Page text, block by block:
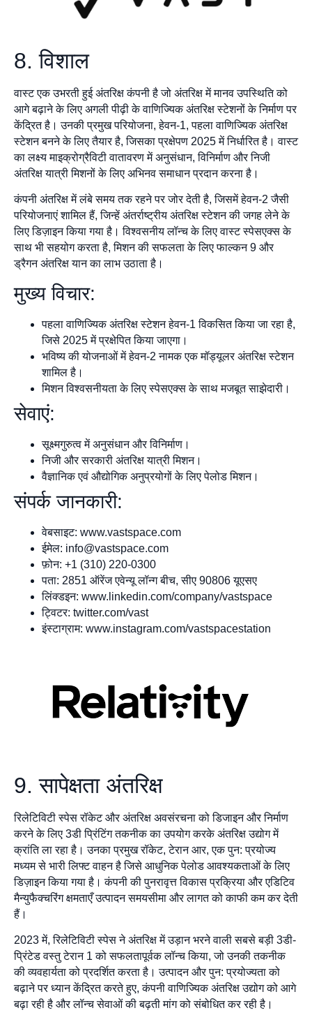
8. विशाल
वास्ट एक उभरती हुई अंतरिक्ष कंपनी है जो अंतरिक्ष में मानव उपस्थिति को
आगे बढ़ाने के लिए अगली पीढ़ी के वाणिज्यिक अंतरिक्ष स्टेशनों के निर्माण पर
केंद्रित है। उनकी प्रमुख परियोजना, हेवन-1, पहला वाणिज्यिक अंतरिक्ष
स्टेशन बनने के लिए तैयार है, जिसका प्रक्षेपण 2025 में निर्धारित है। वास्ट
का लक्ष्य माइक्रोग्रैविटी वातावरण में अनुसंधान, विनिर्माण और निजी
अंतरिक्ष यात्री मिशनों के लिए अभिनव समाधान प्रदान करना है।
कंपनी अंतरिक्ष में लंबे समय तक रहने पर जोर देती है, जिसमें हेवन-2 जैसी
परियोजनाएं शामिल हैं, जिन्हें अंतर्राष्ट्रीय अंतरिक्ष स्टेशन की जगह लेने के
लिए डिज़ाइन किया गया है। विश्वसनीय लॉन्च के लिए वास्ट स्पेसएक्स के
साथ भी सहयोग करता है, मिशन की सफलता के लिए फाल्कन 9 और
ड्रैगन अंतरिक्ष यान का लाभ उठाता है।
मुख्य विचार:
पहला वाणिज्यिक अंतरिक्ष स्टेशन हेवन-1 विकसित किया जा रहा है,
जिसे 2025 में प्रक्षेपित किया जाएगा।
भविष्य की योजनाओं में हेवन-2 नामक एक मॉड्यूलर अंतरिक्ष स्टेशन
शामिल है।
मिशन विश्वसनीयता के लिए स्पेसएक्स के साथ मजबूत साझेदारी।
सेवाएं:
सूक्ष्मगुरुत्व में अनुसंधान और विनिर्माण।
निजी और सरकारी अंतरिक्ष यात्री मिशन।
वैज्ञानिक एवं औद्योगिक अनुप्रयोगों के लिए पेलोड मिशन।
संपर्क जानकारी:
वेबसाइट: www.vastspace.com
ईमेल: info@vastspace.com
फ़ोन: +1 (310) 220-0300
पता: 2851 ऑरेंज एवेन्यू लॉन्ग बीच, सीए 90806 यूएसए
लिंक्डइन: www.linkedin.com/company/vastspace
ट्विटर: twitter.com/vast
इंस्टाग्राम: www.instagram.com/vastspacestation
9. सापेक्षता अंतरिक्ष
रिलेटिविटी स्पेस रॉकेट और अंतरिक्ष अवसंरचना को डिजाइन और निर्माण
करने के लिए 3डी प्रिंटिंग तकनीक का उपयोग करके अंतरिक्ष उद्योग में
क्रांति ला रहा है। उनका प्रमुख रॉकेट, टेरान आर, एक पुन: प्रयोज्य
मध्यम से भारी लिफ्ट वाहन है जिसे आधुनिक पेलोड आवश्यकताओं के लिए
डिज़ाइन किया गया है। कंपनी की पुनरावृत्त विकास प्रक्रिया और एडिटिव
मैन्युफैक्चरिंग क्षमताएँ उत्पादन समयसीमा और लागत को काफी कम कर देती
हैं।
2023 में, रिलेटिविटी स्पेस ने अंतरिक्ष में उड़ान भरने वाली सबसे बड़ी 3डी-
प्रिंटेड वस्तु टेरान 1 को सफलतापूर्वक लॉन्च किया, जो उनकी तकनीक
की व्यवहार्यता को प्रदर्शित करता है। उत्पादन और पुन: प्रयोज्यता को
बढ़ाने पर ध्यान केंद्रित करते हुए, कंपनी वाणिज्यिक अंतरिक्ष उद्योग को आगे
बढ़ा रही है और लॉन्च सेवाओं की बढ़ती मांग को संबोधित कर रही है।